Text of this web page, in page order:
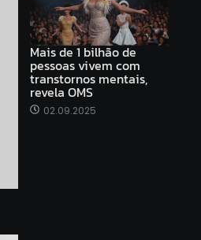
Mais de 1 bilhão de
pessoas vivem com
transtornos mentais,
revela OMS
02.09.2025